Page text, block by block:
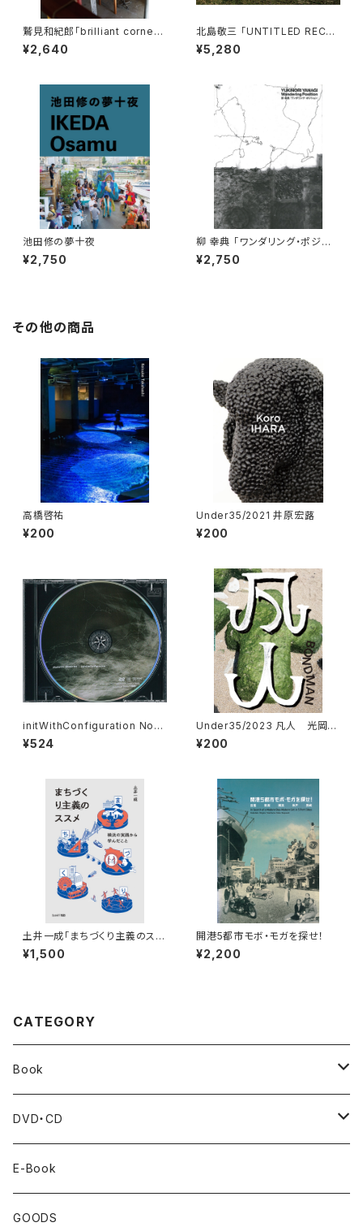
鷲見和紀郎「brilliant corner
s」
¥2,640
北島敬三 「UNTITLED RECO
RDS」
¥5,280
池田修の夢十夜
¥2,750
柳 幸典 「ワンダリング・ポジショ
ン」
¥2,750
その他の商品
高橋啓祐
¥200
Under35/2021 井原宏蕗
¥200
initWithConfiguration Nori
michi Hirakawa
¥524
Under35/2023 凡人 光岡幸
一・根本祐杜・平山 匠
¥200
土井一成「まちづくり主義のスス
メ 〜横浜の実践から学んだこ
と〜」
¥1,500
開港5都市モボ・モガを探せ！
¥2,200
CATEGORY
Book
BankART1929's Activities
Artist Book
Exhibition Catalogue
DVD・CD
Cafe Live
E-Book
GOODS